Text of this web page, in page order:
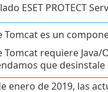
ESET PROTECT
Tomcat es un
Tomcat requiere Java/
que
enero de 2019, las